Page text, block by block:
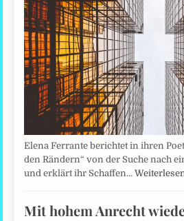
Elena Ferrante berichtet in ihren
den Rändern“ von der Suche nach
und erklärt ihr Schaffen…
Mit hohem Anrecht